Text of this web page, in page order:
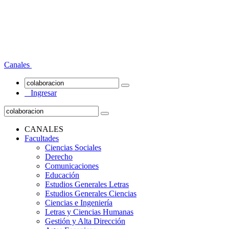
Canales
Ingresar
CANALES
Facultades
Ciencias Sociales
Derecho
Comunicaciones
Educación
Estudios Generales Letras
Estudios Generales Ciencias
Ciencias e Ingeniería
Letras y Ciencias Humanas
Gestión y Alta Dirección